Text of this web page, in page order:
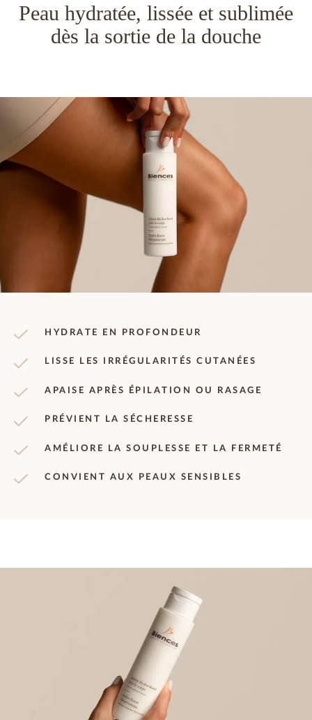
Peau hydratée, lissée et sublimée
dès la sortie de la douche
HYDRATE EN PROFONDEUR
LISSE LES IRRÉGULARITÉS CUTANÉES
APAISE APRÈS ÉPILATION OU RASAGE
PRÉVIENT LA SÉCHERESSE
AMÉLIORE LA SOUPLESSE ET LA FERMETÉ
CONVIENT AUX PEAUX SENSIBLES